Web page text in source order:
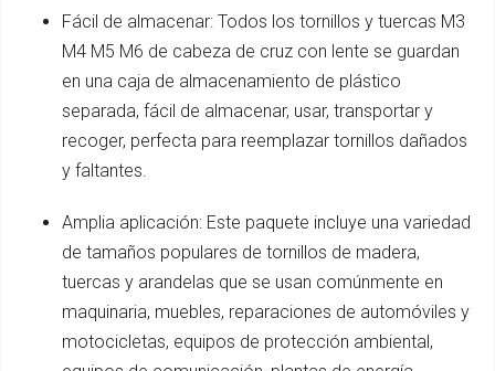
Fácil de almacenar: Todos los tornillos y tuercas M3
M4 M5 M6 de cabeza de cruz con lente se guardan
en una caja de almacenamiento de plástico
separada, fácil de almacenar, usar, transportar y
recoger, perfecta para reemplazar tornillos dañados
y faltantes.
Amplia aplicación: Este paquete incluye una variedad
de tamaños populares de tornillos de madera,
tuercas y arandelas que se usan comúnmente en
maquinaria, muebles, reparaciones de automóviles y
motocicletas, equipos de protección ambiental,